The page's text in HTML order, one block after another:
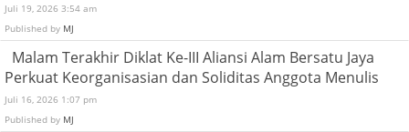
Juli 19, 2026 3:54 am
Published by MJ
Malam Terakhir Diklat Ke-III Aliansi Alam Bersatu Jaya
Perkuat Keorganisasian dan Soliditas Anggota Menulis
Juli 16, 2026 1:07 pm
Published by MJ